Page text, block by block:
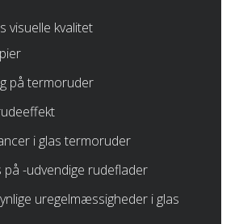
visuelle kvalitet
på termoruder
i glas termoruder
på -udvendige rudeflader
uregelmæssigheder i glas